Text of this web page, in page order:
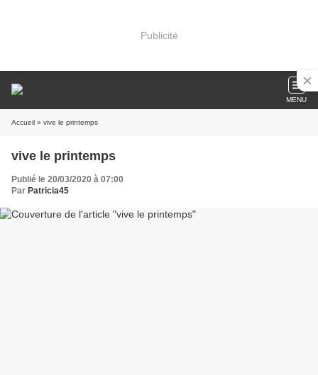
Publicité
MENU
Accueil » vive le printemps
vive le printemps
Publié le 20/03/2020 à 07:00
Par Patricia45